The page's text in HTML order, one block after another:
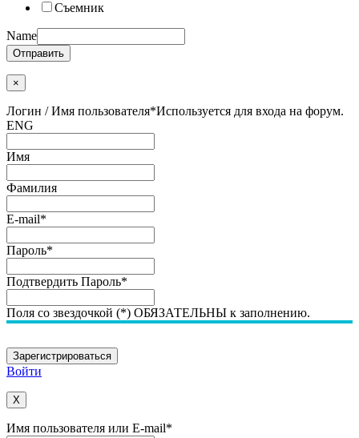
Съемник
Name
Отправить
×
Логин / Имя пользователя*Используется для входа на форум.
ENG
Имя
Фамилия
E-mail*
Пароль*
Подтвердить Пароль*
Поля со звездочкой (*) ОБЯЗАТЕЛЬНЫ к заполнению.
Войти
X
Имя пользователя или E-mail*